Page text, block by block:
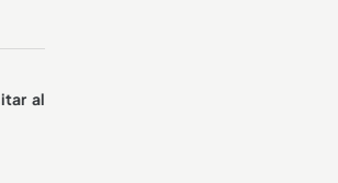
al